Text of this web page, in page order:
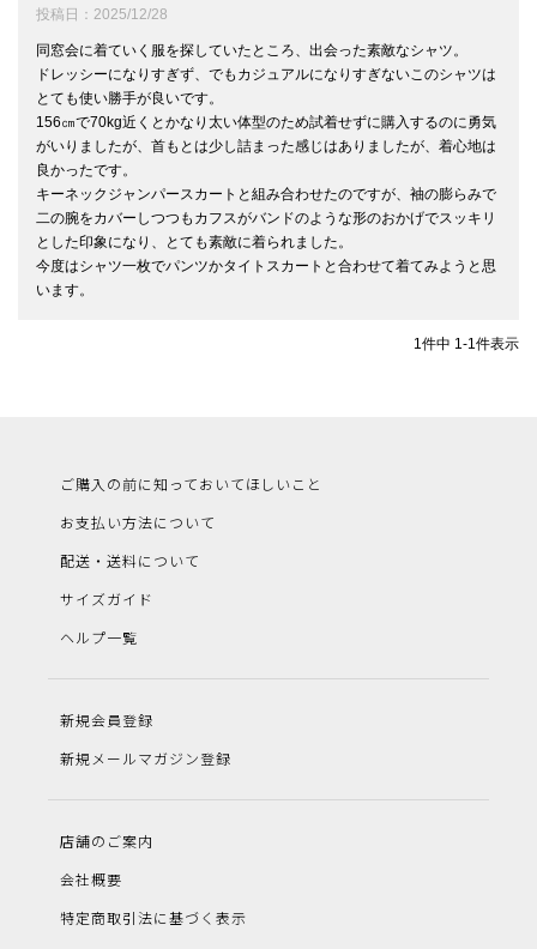
投稿日 2025/12/28
同窓会に着ていく服を探していたところ、出会った素敵なシャツ。
ドレッシーになりすぎず、でもカジュアルになりすぎないこのシャツは
とても使い勝手が良いです。
156㎝で70kg近くとかなり太い体型のため試着せずに購入するのに勇気
がいりましたが、首もとは少し詰まった感じはありましたが、着心地は
良かったです。
キーネックジャンパースカートと組み合わせたのですが、袖の膨らみで
二の腕をカバーしつつもカフスがバンドのような形のおかげでスッキリ
とした印象になり、とても素敵に着られました。
今度はシャツ一枚でパンツかタイトスカートと合わせて着てみようと思
います。
1件中 1-1件表示
ご購入の前に知っておいてほしいこと
お支払い方法について
配送・送料について
サイズガイド
ヘルプ一覧
新規会員登録
新規メールマガジン登録
店舗のご案内
会社概要
特定商取引法に基づく表示